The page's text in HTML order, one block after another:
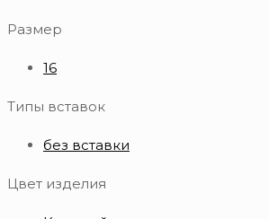
Размер
16
Типы вставок
без вставки
Цвет изделия